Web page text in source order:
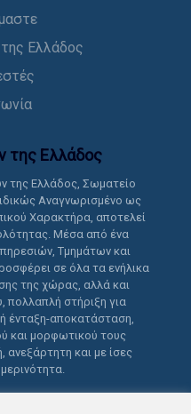
Ελλάδος
της Ελλάδoς
της Ελλάδος, Σωματείο
Αναγνωρισμένο ως
Χαρακτήρα, αποτελεί
Μέσα από ένα
Τμημάτων και
σε όλα τα ενήλικα
της χώρας, αλλά και
πολλαπλή στήριξη για
ένταξη-αποκατάσταση,
και μορφωτικού τους
ανεξάρτητη και με ίσες